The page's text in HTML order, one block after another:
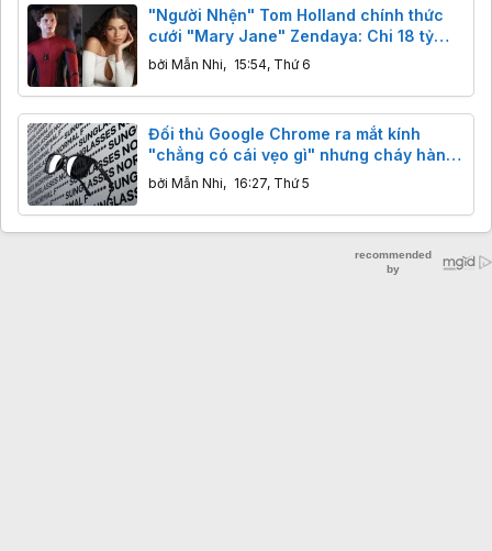
"Người Nhện" Tom Holland chính thức
cưới "Mary Jane" Zendaya: Chi 18 tỷ
bao trọn điền trang, khách đến dự không
được mang điện thoại
bởi Mẫn Nhi, 15:54, Thứ 6
Đối thủ Google Chrome ra mắt kính
"chẳng có cái vẹo gì" nhưng cháy hàng
ngay lập tức
bởi Mẫn Nhi, 16:27, Thứ 5